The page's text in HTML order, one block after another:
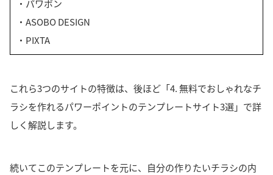
・パワポン
・ASOBO DESIGN
・PIXTA
これら3つのサイトの特徴は、後ほど「4. 無料でおしゃれなチ
ラシを作れるパワーポイントのテンプレートサイト3選」で詳
しく解説します。
続いてこのテンプレートを元に、自分の作りたいチラシの内